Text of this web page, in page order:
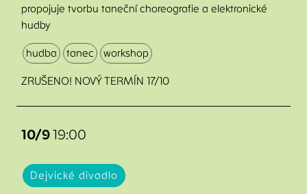
propojuje tvorbu taneční choreografie a elektronické
hudby
hudba tanec workshop
ZRUŠENO! NOVÝ TERMÍN 17/10
10/919:00
Dejvické divadlo